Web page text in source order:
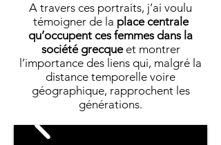
A travers ces portraits, j’ai voulu
témoigner de la place centrale
qu’occupent ces femmes dans la
société grecqueet montrer
l’importance des liens qui, malgré la
distance temporelle voire
géographique, rapprochent les
générations.